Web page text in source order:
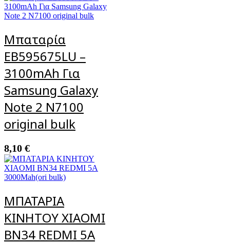
Μπαταρία
EB595675LU –
3100mAh Για
Samsung Galaxy
Note 2 N7100
original bulk
8,10 €
ΜΠΑΤΑΡΙΑ
ΚΙΝΗΤΟΥ XIAOMI
BN34 REDMI 5A